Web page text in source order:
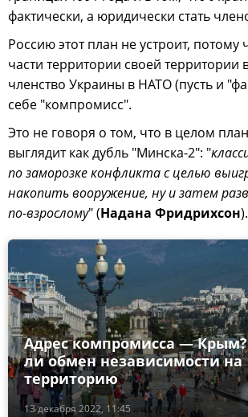
фактически, а юридически стать
Россию этот план не устроит, потому
части территории своей территории
членство Украины в НАТО (пусть и
себе "компромисс".
Это не говоря о том, что в целом
выглядит как дубль "Минска-2": "
по заморозке конфликта с целью
накопить вооружение, ну и затем
по-взрослому" (Надана Фридрихсон).
13 декабря 2022, 11:45
Адрес компромисса —
ли обмен независимости на
территорию